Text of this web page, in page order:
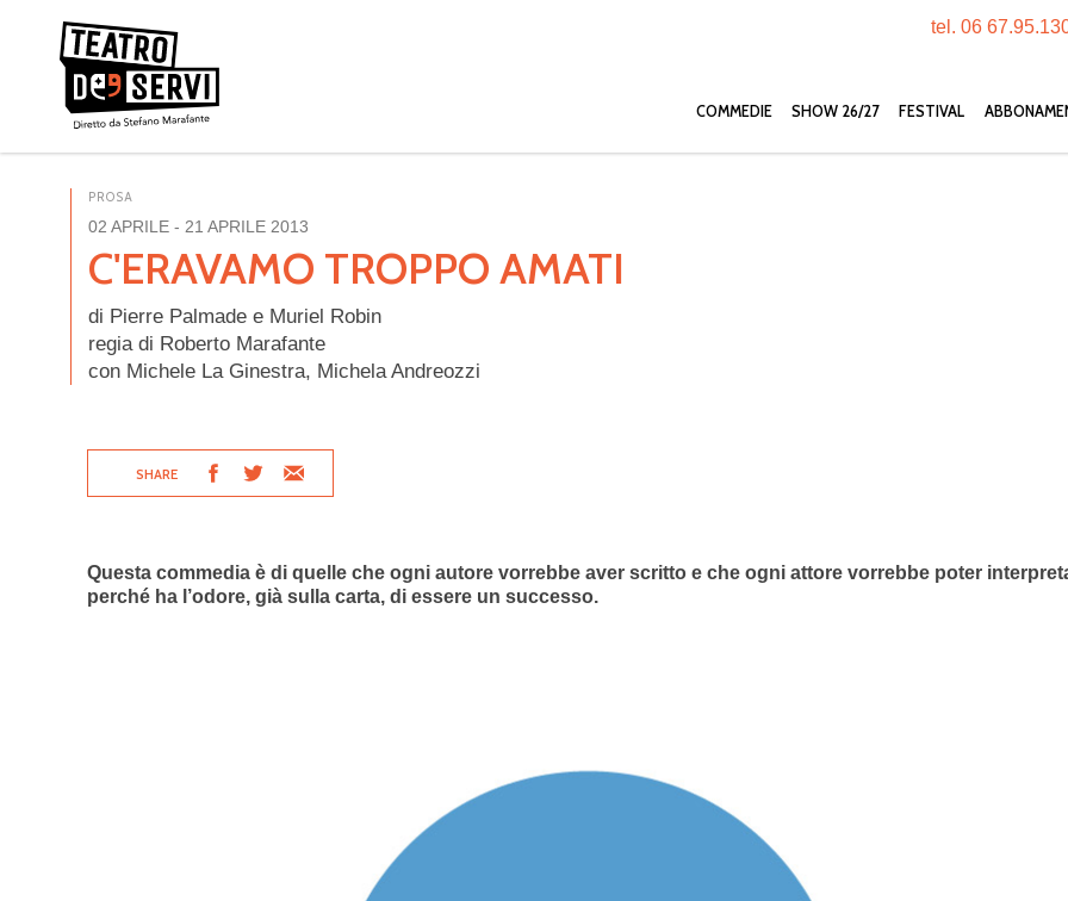
tel. 06
COMMEDIE SHOW 26/27 FESTIVAL
PROSA
02 APRILE- 21 APRILE 2013
C'ERAVAMO TROPPO AMATI
di Pierre Palmade e Muriel Robin
regia di Roberto Marafante
con Michele La Ginestra, Michela Andreozzi
SHARE
Questa commedia è di quelle che ogni autore vorrebbe aver scritto e che ogni attore vorrebbe poter
perché ha l’odore, già sulla carta, di essere un successo.